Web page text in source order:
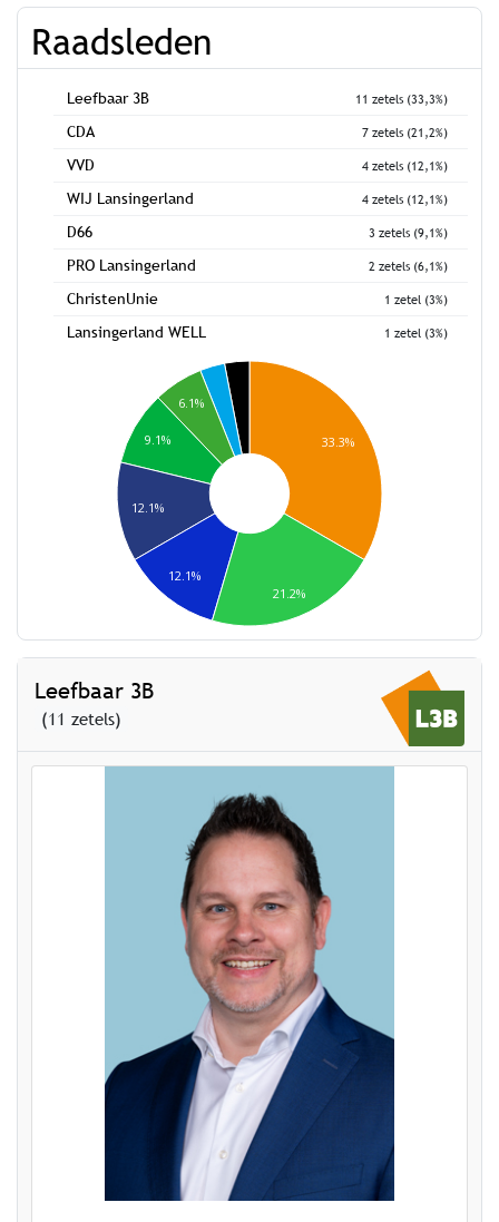
Raadsleden
Leefbaar 3B 11 zetels (33,3%)
CDA 7 zetels (21,2%)
VVD 4 zetels (12,1%)
WIJ Lansingerland 4 zetels (12,1%)
D66 3 zetels (9,1%)
PRO Lansingerland 2 zetels (6,1%)
ChristenUnie 1 zetel (3%)
Lansingerland WELL 1 zetel (3%)
33.3%
6.1%
9.1%
12.1%
12.1%
21.2%
Leefbaar 3B
(11 zetels)